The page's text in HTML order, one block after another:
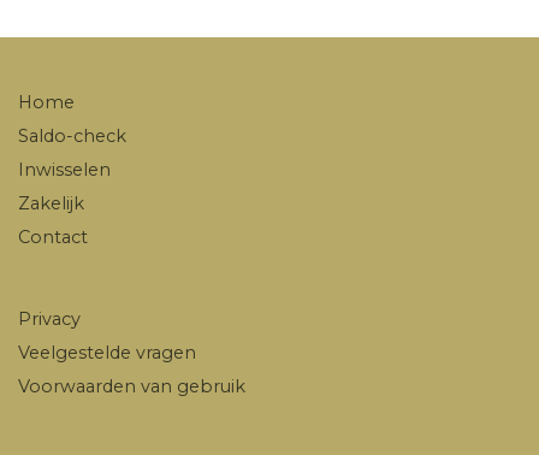
Home
Saldo-check
Inwisselen
Zakelijk
Contact
Privacy
Veelgestelde vragen
Voorwaarden van gebruik